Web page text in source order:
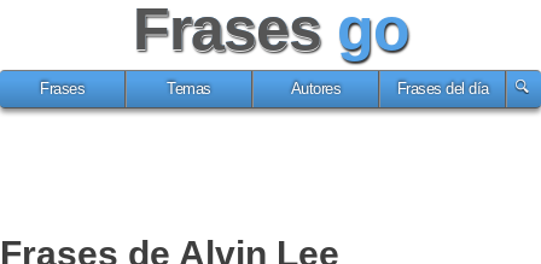
Frases go
Frases Temas Autores Frases del día
Frases de Alvin Lee